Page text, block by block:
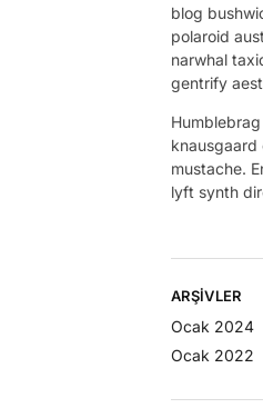
blog
polaroid
narwhal
gentrify
knausgaard
mustache.
lyft synth
ARŞIVLER
Ocak 2024
Ocak 2022